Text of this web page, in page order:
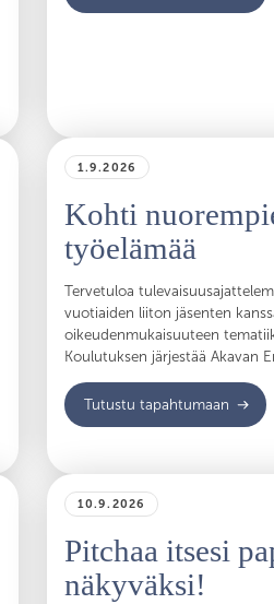
1.9.2026
Kohti
työelämää
Tervetuloa
vuotiaiden liiton jäsenten
oikeudenmukaisuuteen
Koulutuksen järjestää Akavan
Tutustu tapahtumaan
10.9.2026
Pitchaa itsesi
näkyväksi!